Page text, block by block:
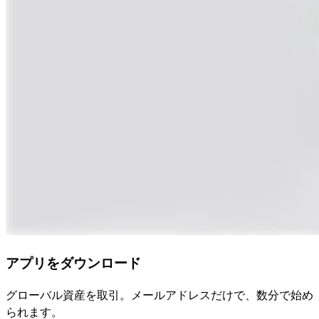
アプリをダウンロード
グローバル資産を取引。メールアドレスだけで、数分で始め
られます。